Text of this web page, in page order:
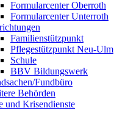
Formularcenter Oberroth
Formularcenter Unterroth
Familienstützpunkt
Pflegestützpunkt Neu-Ulm
Schule
BBV Bildungswerk
Fundbüro
Behörden
und Krisendienste